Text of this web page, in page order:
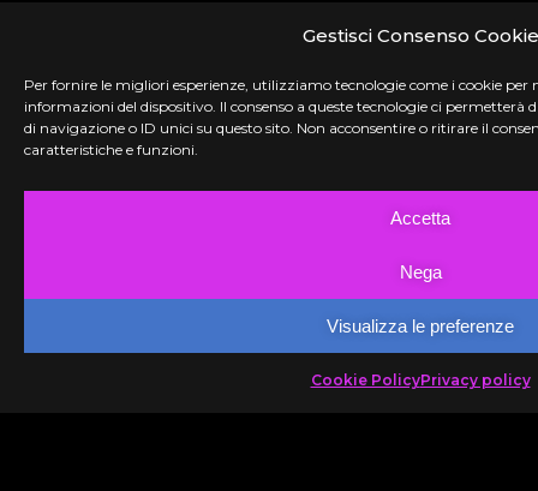
Gestisci Consenso Cookie
Per fornire le migliori esperienze, utilizziamo tecnologie come i cookie per
informazioni del dispositivo. Il consenso a queste tecnologie ci
di navigazione o ID unici su questo sito. Non acconsentire o ritirare il
caratteristiche e funzioni.
Accetta
Nega
Visualizza le preferenze
Cookie PolicyPrivacy policy